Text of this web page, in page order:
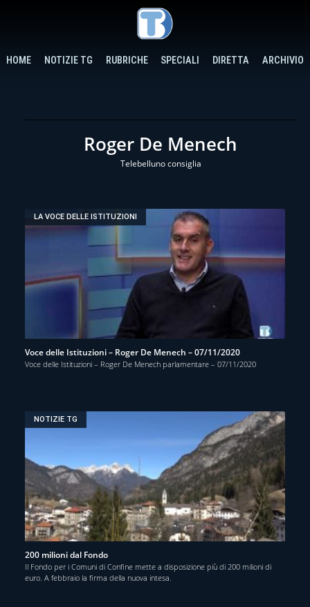
HOME NOTIZIE TG RUBRICHE SPECIALI DIRETTA ARCHIVIO
Roger De Menech
Telebelluno consiglia
LA VOCE DELLE ISTITUZIONI
Voce delle Istituzioni – Roger De Menech – 07/11/2020
Voce delle Istituzioni – Roger De Menech parlamentare – 07/11/2020
NOTIZIE TG
200 milioni dal Fondo
Il Fondo per i Comuni di Confine mette a disposizione più di 200 milioni di
euro. A febbraio la firma della nuova intesa.